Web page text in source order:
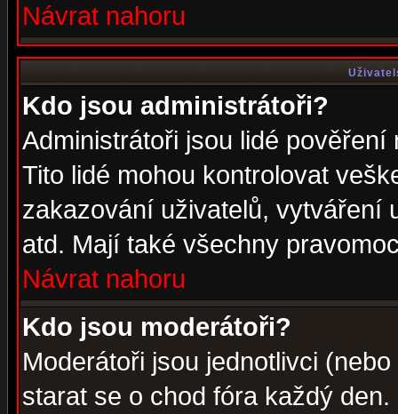
Návrat nahoru
Kdo jsou administrátoři?
Administrátoři jsou lidé
Tito lidé mohou kontrolovat
zakazování uživatelů, vytváření
atd. Mají také všechny
Návrat nahoru
Kdo jsou moderátoři?
Moderátoři jsou jednotlivci
starat se o chod fóra každý